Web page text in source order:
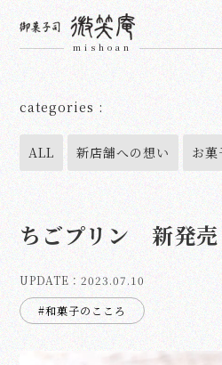
categories :
ALL 新店舗への想い お
ちごプリン 新発売
UPDATE：2023.07.10
#和菓子のこころ